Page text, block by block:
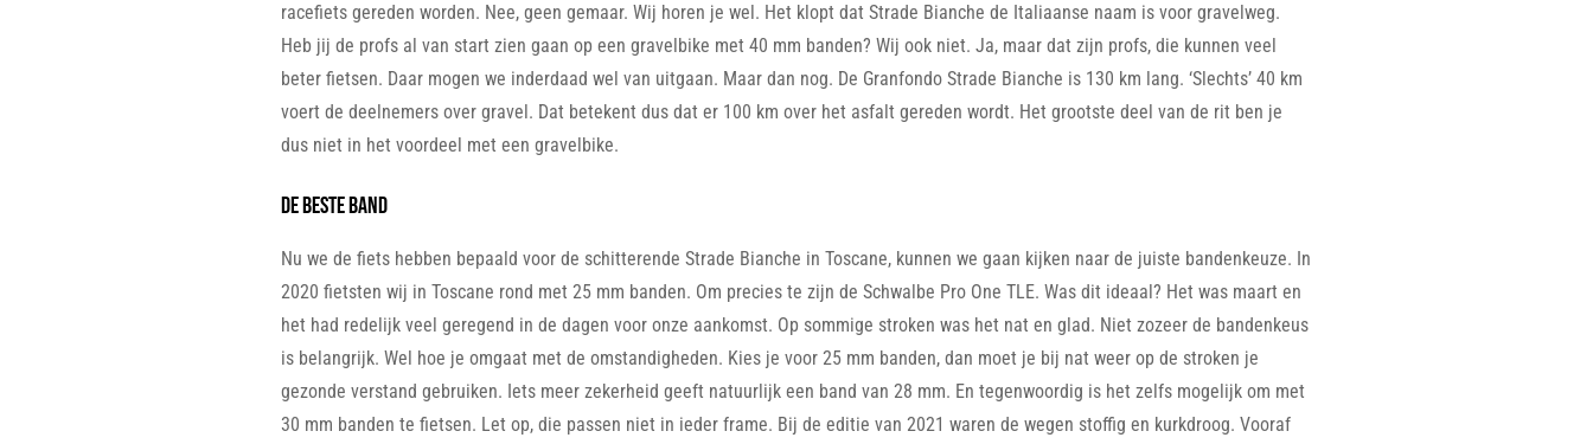
racefiets gereden worden. Nee, geen gemaar. Wij horen je wel. Het klopt dat Strade Bianche de Italiaanse naam is voor gravelweg.
Heb jij de profs al van start zien gaan op een gravelbike met 40 mm banden? Wij ook niet. Ja, maar dat zijn profs, die kunnen veel
beter fietsen. Daar mogen we inderdaad wel van uitgaan. Maar dan nog. De Granfondo Strade Bianche is 130 km lang. ‘Slechts’ 40 km
voert de deelnemers over gravel. Dat betekent dus dat er 100 km over het asfalt gereden wordt. Het grootste deel van de rit ben je
dus niet in het voordeel met een gravelbike.
DE beste band
Nu we de fiets hebben bepaald voor de schitterende Strade Bianche in Toscane, kunnen we gaan kijken naar de juiste bandenkeuze. In
2020 fietsten wij in Toscane rond met 25 mm banden. Om precies te zijn de Schwalbe Pro One TLE. Was dit ideaal? Het was maart en
het had redelijk veel geregend in de dagen voor onze aankomst. Op sommige stroken was het nat en glad. Niet zozeer de bandenkeus
is belangrijk. Wel hoe je omgaat met de omstandigheden. Kies je voor 25 mm banden, dan moet je bij nat weer op de stroken je
gezonde verstand gebruiken. Iets meer zekerheid geeft natuurlijk een band van 28 mm. En tegenwoordig is het zelfs mogelijk om met
30 mm banden te fietsen. Let op, die passen niet in ieder frame. Bij de editie van 2021 waren de wegen stoffig en kurkdroog. Vooraf